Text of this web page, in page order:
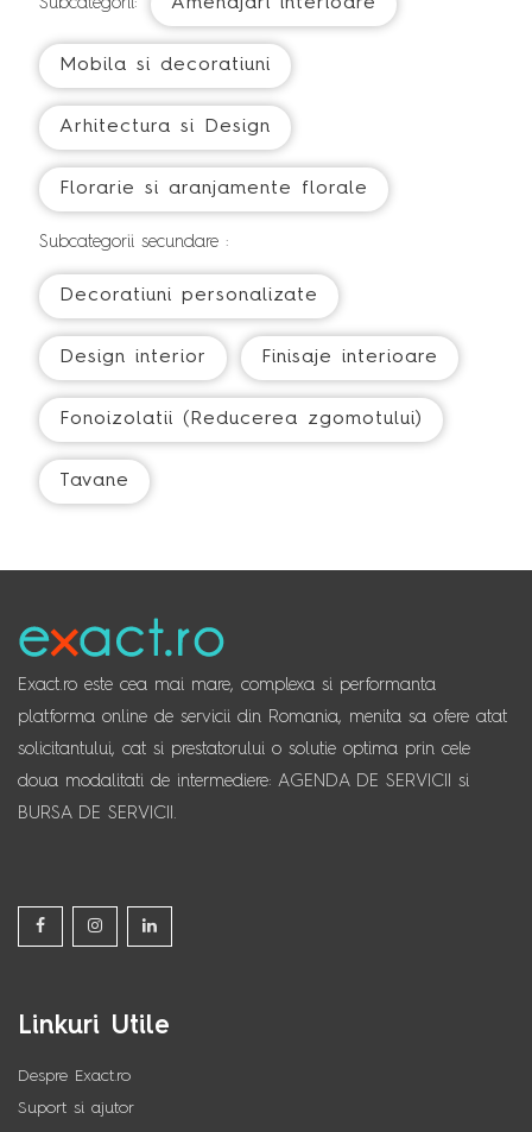
Subcategorii: Amenajari interioare
Mobila si decoratiuni
Arhitectura si Design
Florarie si aranjamente florale
Subcategorii secundare :
Decoratiuni personalizate
Design interior Finisaje interioare
Fonoizolatii (Reducerea zgomotului)
Tavane
Exact.ro este cea mai mare, complexa si performanta
platforma online de servicii din Romania, menita sa ofere atat
solicitantului, cat si prestatorului o solutie optima prin cele
doua modalitati de intermediere: AGENDA DE SERVICII si
BURSA DE SERVICII.
Linkuri Utile
Despre Exact.ro
Suport si ajutor